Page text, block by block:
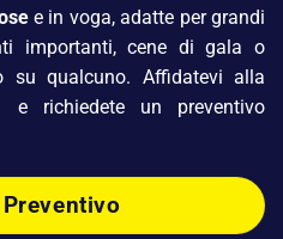
e in voga, adatte per grandi
importanti, cene di gala o
su qualcuno. Affidatevi alla
e richiedete un preventivo